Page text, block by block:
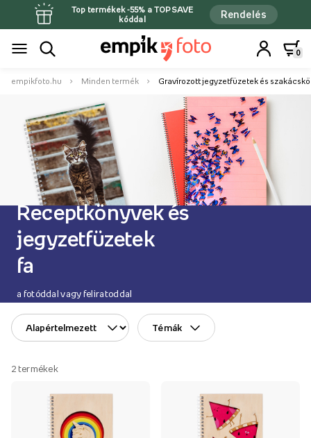
Top termékek -55% a TOPSAVE
kóddal
Rendelés
0
empikfoto.hu Minden termék Gravírozott jegyzetfüzetek és
Receptkönyvek és
jegyzetfüzetek
fa
a fotóddal vagy feliratoddal
Témák
2 termékek